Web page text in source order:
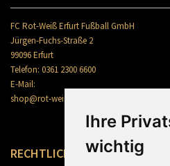
Ihre
wichtig
FC Rot-Weiß Erfurt Fußball GmbH
Jürgen-Fuchs-Straße 2
99096 Erfurt
Telefon: 0361 2300 6600
E-Mail:
shop@rot-weiss-erfurt.de
RECHTLICHES